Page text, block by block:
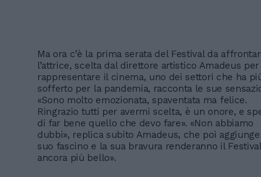
Ma ora c’è la prima serata del Festival da
l’attrice, scelta dal direttore artistico Amadeus per
rappresentare il cinema, uno dei settori che ha
sofferto per la pandemia, racconta le sue
«Sono molto emozionata, spaventata ma felice.
Ringrazio tutti per avermi scelta, è un onore, e
di far bene quello che devo fare». «Non abbiamo
dubbi», replica subito Amadeus, che poi
suo fascino e la sua bravura renderanno il Festival
ancora più bello».